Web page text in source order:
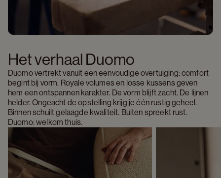
Het verhaal Duomo
Duomo vertrekt vanuit een eenvoudige overtuiging: comfort
begint bij vorm. Royale volumes en losse kussens geven
hem een ontspannen karakter. De vorm blijft zacht. De lijnen
helder. Ongeacht de opstelling krijg je één rustig geheel.
Binnen schuilt gelaagde kwaliteit. Buiten spreekt rust.
Duomo: welkom thuis.